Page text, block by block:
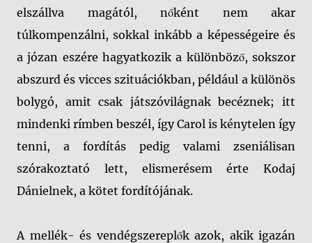
elszállva magától, nőként nem akar
túlkompenzálni, sokkal inkább a képességeire és
a józan eszére hagyatkozik a különböző, sokszor
abszurd és vicces szituációkban, például a különös
bolygó, amit csak játszóvilágnak becéznek; itt
mindenki rímben beszél, így Carol is kénytelen így
tenni, a fordítás pedig valami zseniálisan
szórakoztató lett, elismerésem érte Kodaj
Dánielnek, a kötet fordítójának.
A mellék- és vendégszereplők azok, akik igazán